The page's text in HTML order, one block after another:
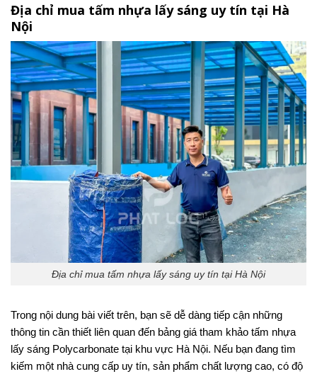
Địa chỉ mua tấm nhựa lấy sáng uy tín tại Hà
Nội
Địa chỉ mua tấm nhựa lấy sáng uy tín tại Hà Nội
Trong nội dung bài viết trên, bạn sẽ dễ dàng tiếp cận những
thông tin cần thiết liên quan đến bảng giá tham khảo tấm nhựa
lấy sáng Polycarbonate tại khu vực Hà Nội. Nếu bạn đang tìm
kiếm một nhà cung cấp uy tín, sản phẩm chất lượng cao, có độ